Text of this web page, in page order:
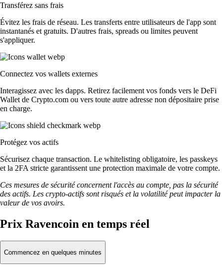
Transférez sans frais
Évitez les frais de réseau. Les transferts entre utilisateurs de l'app sont
instantanés et gratuits. D'autres frais, spreads ou limites peuvent
s'appliquer.
Connectez vos wallets externes
Interagissez avec les dapps. Retirez facilement vos fonds vers le DeFi
Wallet de Crypto.com ou vers toute autre adresse non dépositaire prise
en charge.
Protégez vos actifs
Sécurisez chaque transaction. Le whitelisting obligatoire, les passkeys
et la 2FA stricte garantissent une protection maximale de votre compte.
Ces mesures de sécurité concernent l'accès au compte, pas la sécurité
des actifs. Les crypto-actifs sont risqués et la volatilité peut impacter la
valeur de vos avoirs.
Prix Ravencoin en temps réel
Commencez en quelques minutes